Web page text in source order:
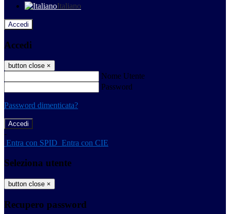
Italiano
Accedi
Accedi
button close ×
Nome Utente
Password
Password dimenticata?
-
Entra con SPID Entra con CIE
Seleziona utente
button close ×
Recupero password